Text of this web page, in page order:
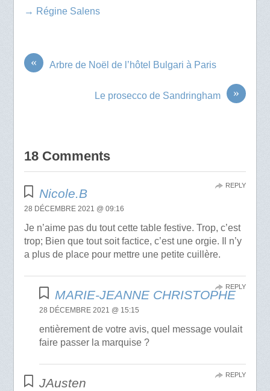
→ Régine Salens
« Arbre de Noël de l’hôtel Bulgari à Paris
»
Le prosecco de Sandringham
18 Comments
Nicole.B
28 DÉCEMBRE 2021 @ 09:16
Je n’aime pas du tout cette table festive. Trop, c’est
trop; Bien que tout soit factice, c’est une orgie. Il n’y
a plus de place pour mettre une petite cuillère.
REPLY
MARIE-JEANNE CHRISTOPHE
28 DÉCEMBRE 2021 @ 15:15
entièrement de votre avis, quel message voulait
faire passer la marquise ?
REPLY
JAusten
REPLY